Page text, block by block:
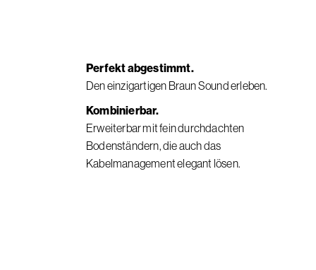
Perfekt abgestimmt.
Den einzigartigen Braun Sound erleben.
Kombinierbar.
Erweiterbar mit fein durchdachten
Bodenständern, die auch das
Kabelmanagement elegant lösen.